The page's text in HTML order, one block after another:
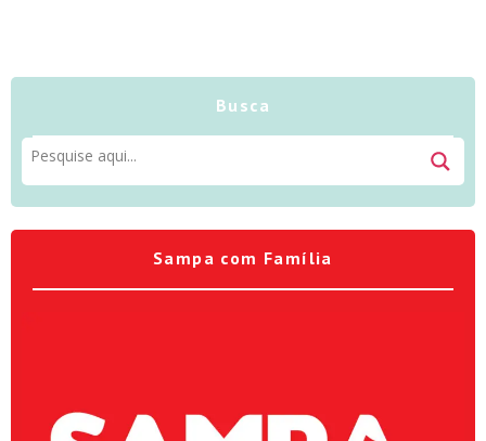
Busca
Sampa com Família